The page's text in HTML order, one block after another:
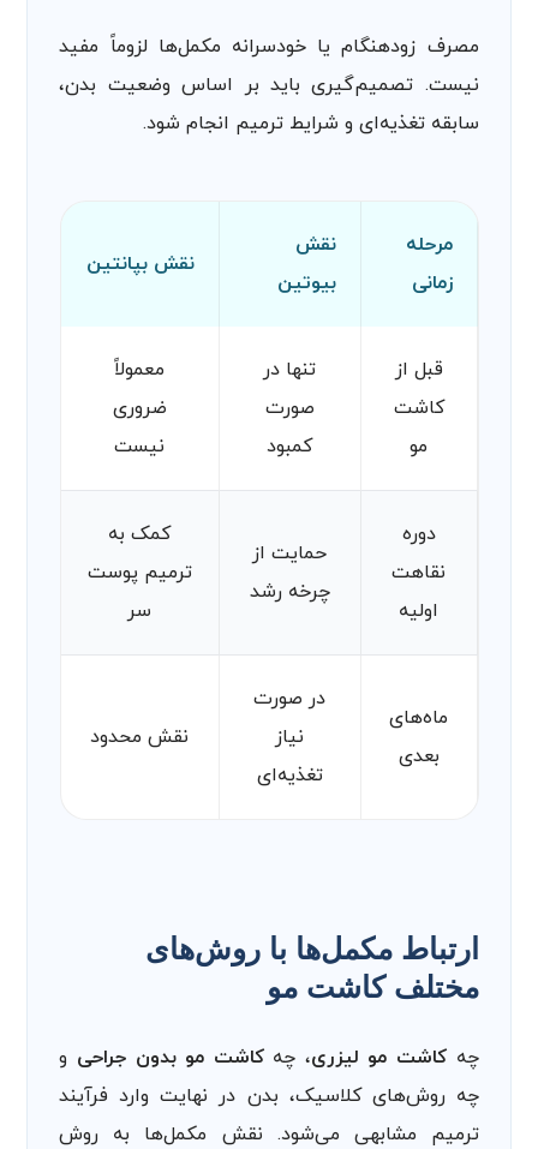
مصرف زودهنگام یا خودسرانه مکمل‌ها لزوماً مفید
نیست. تصمیم‌گیری باید بر اساس وضعیت بدن،
سابقه تغذیه‌ای و شرایط ترمیم انجام شود.
مرحله
زمانی
نقش
بیوتین
نقش بپانتین
قبل از
کاشت
مو
تنها در
صورت
کمبود
معمولاً
ضروری
نیست
دوره
نقاهت
اولیه
حمایت از
چرخه رشد
کمک به
ترمیم پوست
سر
ماه‌های
بعدی
در صورت
نیاز
تغذیه‌ای
نقش محدود
ارتباط مکمل‌ها با روش‌های
مختلف کاشت مو
چه کاشت مو لیزری، چهکاشت مو بدون جراحی و
چه روش‌های کلاسیک، بدن در نهایت وارد فرآیند
ترمیم مشابهی می‌شود. نقش مکمل‌ها به روش